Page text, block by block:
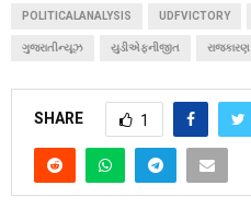
POLITICALANALYSIS UDFVICTORY
ગુજરાતીન્યૂઝ યુડીએફનીજીત રાજકારણ
SHARE 1